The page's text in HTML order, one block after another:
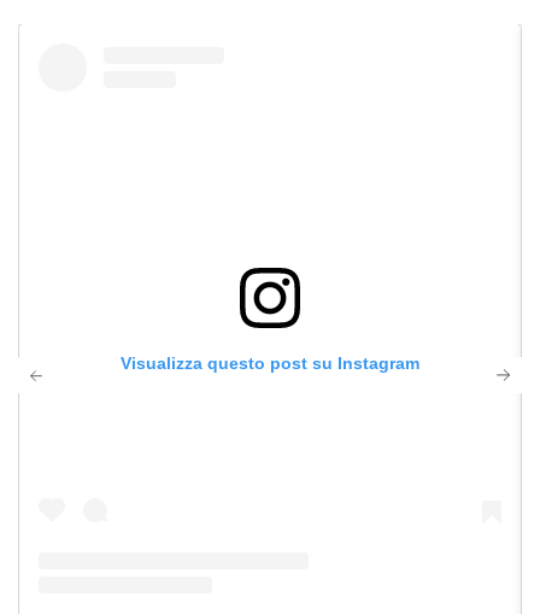
Visualizza questo post su Instagram